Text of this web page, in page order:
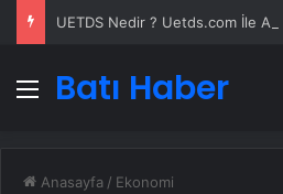
Menü
Batı Haber
Anasayfa / Ekonomi